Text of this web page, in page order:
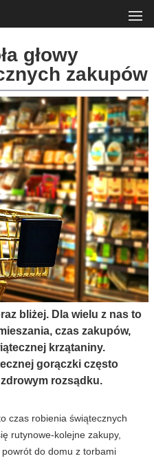
głowy
zakupów
bliżej. Dla wielu z nas to
czas zakupów,
krzątaniny.
gorączki często
rozsądku.
czas robienia świątecznych
rutynowe-kolejne zakupy,
powrót do domu z torbami